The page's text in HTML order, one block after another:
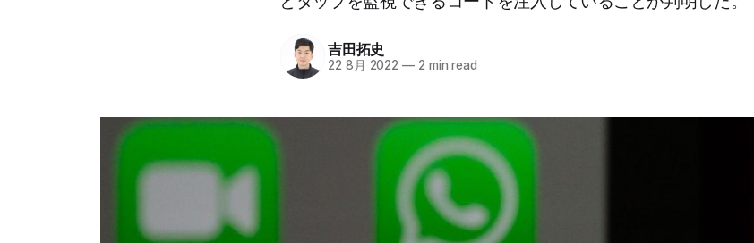
吉田拓史
22 8月 2022 — 2 min read